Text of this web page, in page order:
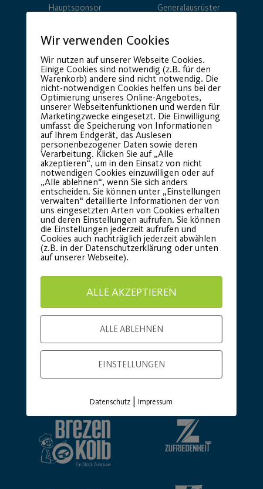
Hauptsponsor Generalausrüster
Premium Partner:
Basic Partner:
Wir verwenden Cookies
Wir nutzen auf unserer Webseite Cookies.
Einige Cookies sind notwendig (z.B. für den
Warenkorb) andere sind nicht notwendig. Die
nicht-notwendigen Cookies helfen uns bei der
Optimierung unseres Online-Angebotes,
unserer Webseitenfunktionen und werden für
Marketingzwecke eingesetzt. Die Einwilligung
umfasst die Speicherung von Informationen
auf Ihrem Endgerät, das Auslesen
personenbezogener Daten sowie deren
Verarbeitung. Klicken Sie auf „Alle
akzeptieren“, um in den Einsatz von nicht
notwendigen Cookies einzuwilligen oder auf
„Alle ablehnen“, wenn Sie sich anders
entscheiden. Sie können unter „Einstellungen
verwalten“ detaillierte Informationen der von
uns eingesetzten Arten von Cookies erhalten
und deren Einstellungen aufrufen. Sie können
die Einstellungen jederzeit aufrufen und
Cookies auch nachträglich jederzeit abwählen
(z.B. in der Datenschutzerklärung oder unten
auf unserer Webseite).
ALLE AKZEPTIEREN
ALLE ABLEHNEN
EINSTELLUNGEN
Datenschutz |Impressum